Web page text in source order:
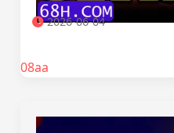
2026-06-04
08aa